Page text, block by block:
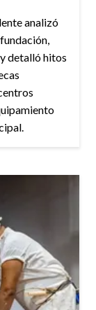
analizó
detalló hitos